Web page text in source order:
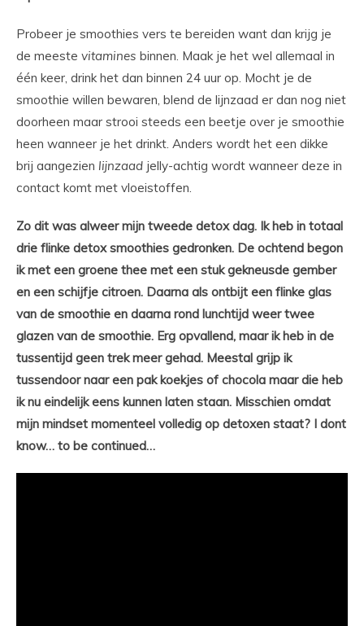
Probeer je smoothies vers te bereiden want dan krijg je
de meeste vitamines binnen. Maak je het wel allemaal in
één keer, drink het dan binnen 24 uur op. Mocht je de
smoothie willen bewaren, blend de lijnzaad er dan nog niet
doorheen maar strooi steeds een beetje over je smoothie
heen wanneer je het drinkt. Anders wordt het een dikke
brij aangezien lijnzaad jelly-achtig wordt wanneer deze in
contact komt met vloeistoffen.
Zo dit was alweer mijn tweede detox dag. Ik heb in totaal
drie flinke detox smoothies gedronken. De ochtend begon
ik met een groene thee met een stuk gekneusde gember
en een schijfje citroen. Daarna als ontbijt een flinke glas
van de smoothie en daarna rond lunchtijd weer twee
glazen van de smoothie. Erg opvallend, maar ik heb in de
tussentijd geen trek meer gehad. Meestal grijp ik
tussendoor naar een pak koekjes of chocola maar die heb
ik nu eindelijk eens kunnen laten staan. Misschien omdat
mijn mindset momenteel volledig op detoxen staat? I dont
know… to be continued…